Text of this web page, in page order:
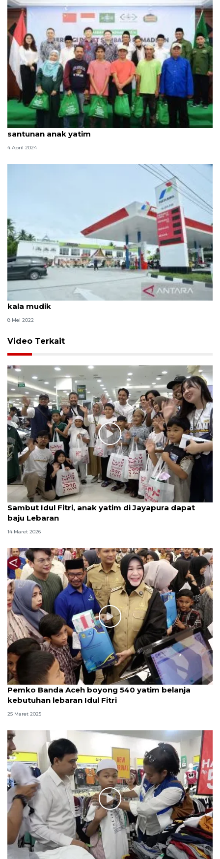
Kedubes China salurkan 1.000 paket sembako dan
santunan anak yatim
4 April 2024
SPBU, anak yatim dan kelancaran distribusi BBM
kala mudik
8 Mei 2022
Video Terkait
Sambut Idul Fitri, anak yatim di Jayapura dapat
baju Lebaran
14 Maret 2026
Pemko Banda Aceh boyong 540 yatim belanja
kebutuhan lebaran Idul Fitri
25 Maret 2025